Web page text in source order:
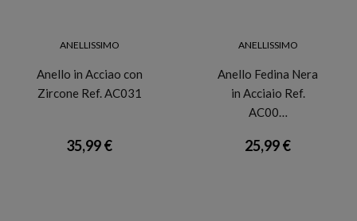
ANELLISSIMO
Anello in Acciao con
Zircone Ref. AC031
35,99 €
ANELLISSIMO
Anello Fedina Nera
in Acciaio Ref.
AC00…
25,99 €